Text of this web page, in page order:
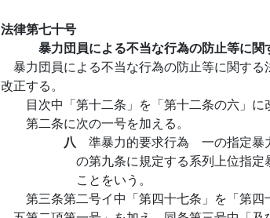
法律第七十号
暴力団員による不当な行為の防止等に
暴力団員による不当な行為の防止等に関す
改正する。
目次中「第十二条」を「第十二条の六」に
第二条に次の一号を加える。
八 準暴力的要求行為 一の指定暴
の第九条に規定する系列上位指
ことをいう。
第三条第二号イ中「第四十七条」を「第